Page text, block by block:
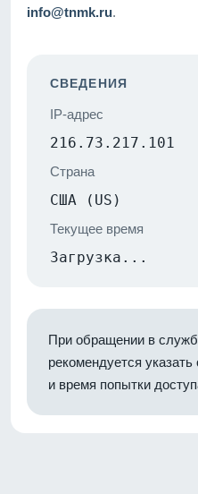
info@tnmk.ru.
СВЕДЕНИЯ
IP-адрес
216.73.217.101
Страна
США (US)
Текущее время
Загрузка...
При обращении в
рекомендуется
и время попытки